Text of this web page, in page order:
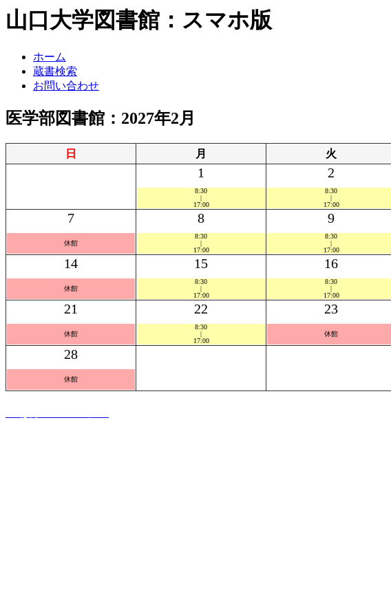
山口大学図書館：スマホ版
ホーム
蔵書検索
お問い合わせ
医学部図書館：2027年2月
日 月 火
1
8:30
|
17:00
2
8:30
|
17:00
7
休館
8
8:30
|
17:00
9
8:30
|
17:00
14
休館
15
8:30
|
17:00
16
8:30
|
17:00
21
休館
22
8:30
|
17:00
23
休館
28
休館